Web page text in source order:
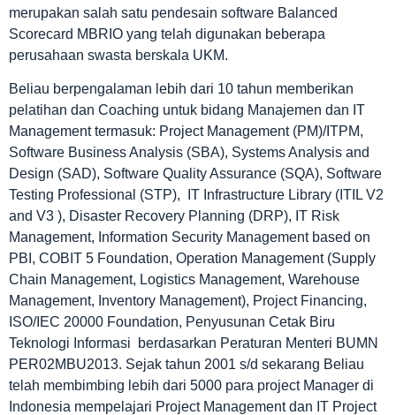
merupakan salah satu pendesain software Balanced
Scorecard MBRIO yang telah digunakan beberapa
perusahaan swasta berskala UKM.
Beliau berpengalaman lebih dari 10 tahun memberikan
pelatihan dan Coaching untuk bidang Manajemen dan IT
Management termasuk: Project Management (PM)/ITPM,
Software Business Analysis (SBA), Systems Analysis and
Design (SAD), Software Quality Assurance (SQA), Software
Testing Professional (STP), IT Infrastructure Library (ITIL V2
and V3 ), Disaster Recovery Planning (DRP), IT Risk
Management, Information Security Management based on
PBI, COBIT 5 Foundation, Operation Management (Supply
Chain Management, Logistics Management, Warehouse
Management, Inventory Management), Project Financing,
ISO/IEC 20000 Foundation, Penyusunan Cetak Biru
Teknologi Informasi berdasarkan Peraturan Menteri BUMN
PER02MBU2013. Sejak tahun 2001 s/d sekarang Beliau
telah membimbing lebih dari 5000 para project Manager di
Indonesia mempelajari Project Management dan IT Project